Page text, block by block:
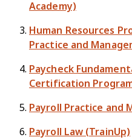
Academy)
Human Resources
Practice and
Paycheck
Certification
Payroll Practice and
Payroll Law (TrainUp)